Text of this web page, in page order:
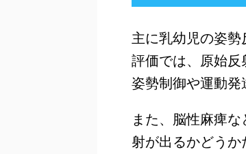
主に乳幼児の姿
評価では、原始反
姿勢制御や運動発
また、脳性麻痺
射が出るかどう